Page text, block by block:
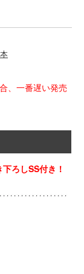
、一番遅い発売
ろしSS付き！